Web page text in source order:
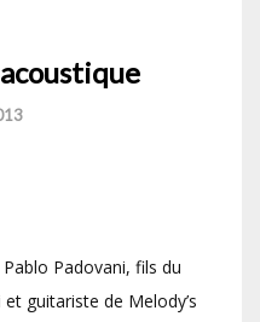
Padovani, fils du
guitariste de Melody’s